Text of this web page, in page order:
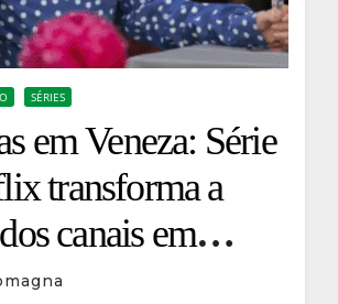
SÉRIES
em Veneza: Série
transforma a
canais em